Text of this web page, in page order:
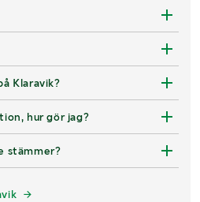
Klaravik?
hur gör jag?
stämmer?